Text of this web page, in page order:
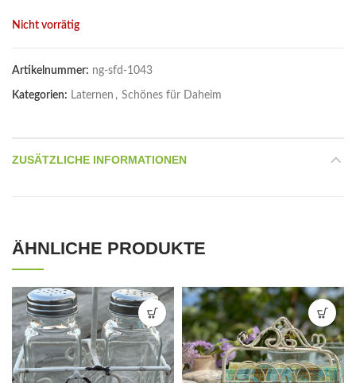
Nicht vorrätig
Artikelnummer: ng-sfd-1043
Kategorien: Laternen , Schönes für Daheim
ZUSÄTZLICHE INFORMATIONEN
ÄHNLICHE PRODUKTE